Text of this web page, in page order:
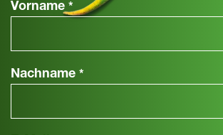
Vorname *
Nachname *